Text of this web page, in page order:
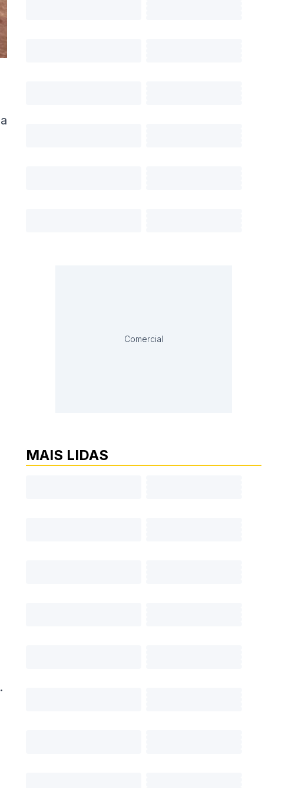
Comercial
MAIS LIDAS